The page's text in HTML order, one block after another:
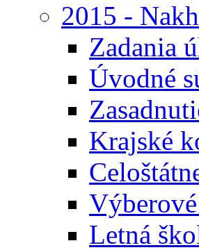
2015 -
Zadania
Úvodné
Krajské
Letná